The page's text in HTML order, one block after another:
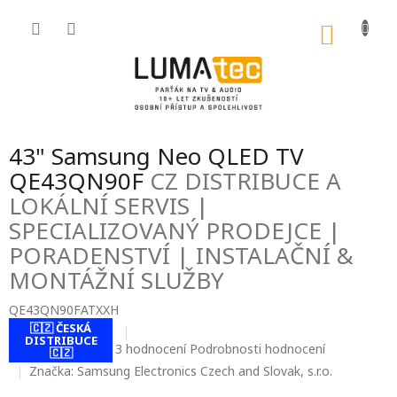
43" Samsung Neo QLED TV
QE43QN90FCZ DISTRIBUCE A
LOKÁLNÍ SERVIS |
SPECIALIZOVANÝ PRODEJCE |
PORADENSTVÍ | INSTALAČNÍ &
MONTÁŽNÍ SLUŽBY
QE43QN90FATXXH
🇨🇿 ČESKÁ
DISTRIBUCE
🇨🇿
Průměrné
hodnocení
produktu
3 hodnocení Podrobnosti hodnocení
Značka: Samsung Electronics Czech and Slovak, s.r.o.